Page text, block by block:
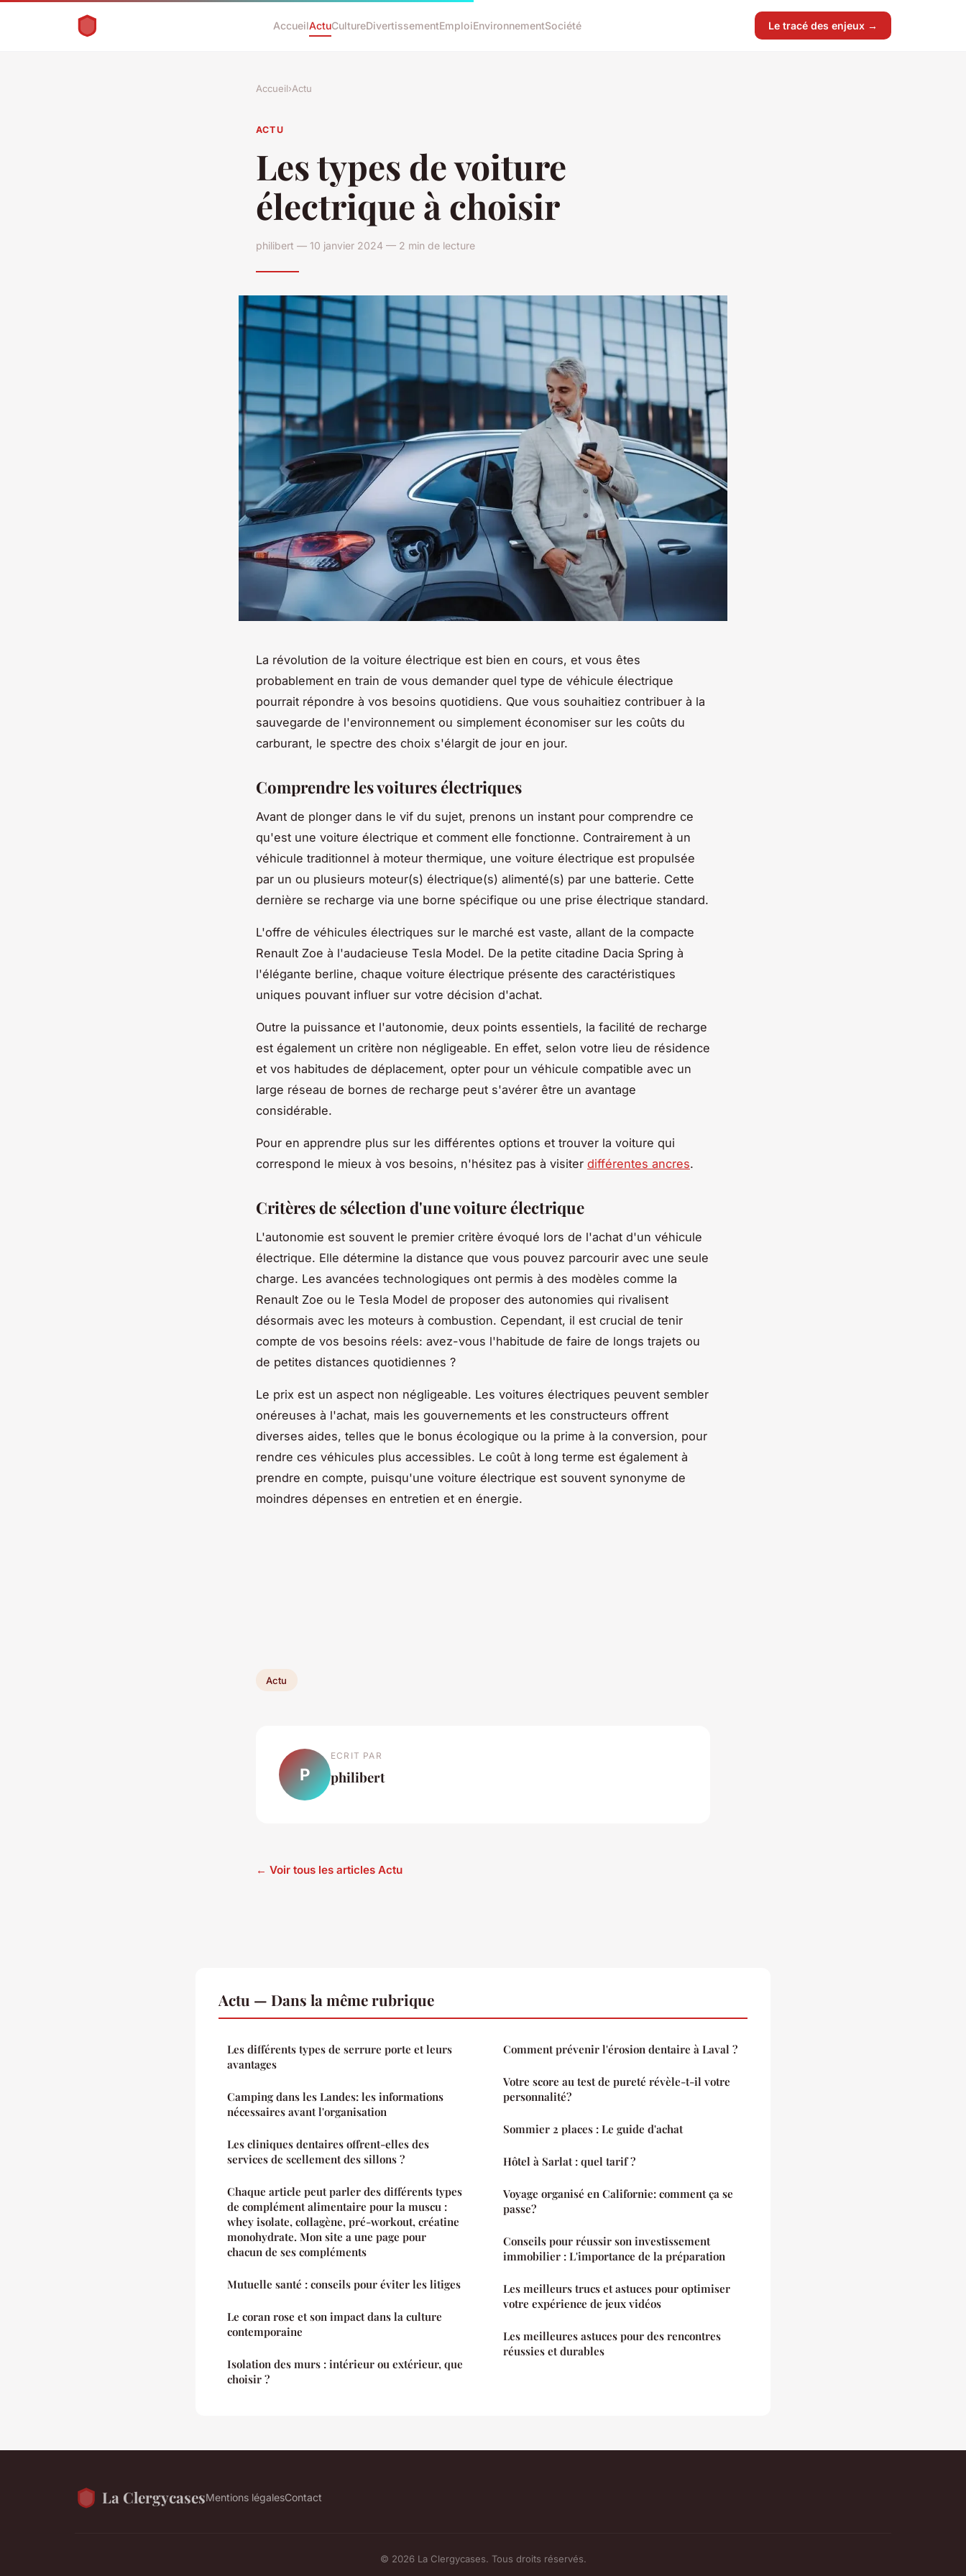
AccueilActuCultureDivertissementEmploiEnvironnementSociété Le tracé des enjeux →
Accueil›Actu
ACTU
Les types de voiture
électrique à choisir
philibert — 10 janvier 2024 — 2 min de lecture
La révolution de la voiture électrique est bien en cours, et vous êtes
probablement en train de vous demander quel type de véhicule électrique
pourrait répondre à vos besoins quotidiens. Que vous souhaitiez contribuer à la
sauvegarde de l'environnement ou simplement économiser sur les coûts du
carburant, le spectre des choix s'élargit de jour en jour.
Comprendre les voitures électriques
Avant de plonger dans le vif du sujet, prenons un instant pour comprendre ce
qu'est une voiture électrique et comment elle fonctionne. Contrairement à un
véhicule traditionnel à moteur thermique, une voiture électrique est propulsée
par un ou plusieurs moteur(s) électrique(s) alimenté(s) par une batterie. Cette
dernière se recharge via une borne spécifique ou une prise électrique standard.
L'offre de véhicules électriques sur le marché est vaste, allant de la compacte
Renault Zoe à l'audacieuse Tesla Model. De la petite citadine Dacia Spring à
l'élégante berline, chaque voiture électrique présente des caractéristiques
uniques pouvant influer sur votre décision d'achat.
Outre la puissance et l'autonomie, deux points essentiels, la facilité de recharge
est également un critère non négligeable. En effet, selon votre lieu de résidence
et vos habitudes de déplacement, opter pour un véhicule compatible avec un
large réseau de bornes de recharge peut s'avérer être un avantage
considérable.
Pour en apprendre plus sur les différentes options et trouver la voiture qui
correspond le mieux à vos besoins, n'hésitez pas à visiter différentes ancres.
Critères de sélection d'une voiture électrique
L'autonomie est souvent le premier critère évoqué lors de l'achat d'un véhicule
électrique. Elle détermine la distance que vous pouvez parcourir avec une seule
charge. Les avancées technologiques ont permis à des modèles comme la
Renault Zoe ou le Tesla Model de proposer des autonomies qui rivalisent
désormais avec les moteurs à combustion. Cependant, il est crucial de tenir
compte de vos besoins réels: avez-vous l'habitude de faire de longs trajets ou
de petites distances quotidiennes ?
Le prix est un aspect non négligeable. Les voitures électriques peuvent sembler
onéreuses à l'achat, mais les gouvernements et les constructeurs offrent
diverses aides, telles que le bonus écologique ou la prime à la conversion, pour
rendre ces véhicules plus accessibles. Le coût à long terme est également à
prendre en compte, puisqu'une voiture électrique est souvent synonyme de
moindres dépenses en entretien et en énergie.
Actu
P
ECRIT PAR
philibert
← Voir tous les articles Actu
Actu — Dans la même rubrique
Les différents types de serrure porte et leurs
avantages
Camping dans les Landes: les informations
nécessaires avant l'organisation
Les cliniques dentaires offrent-elles des
services de scellement des sillons ?
Chaque article peut parler des différents types
de complément alimentaire pour la muscu :
whey isolate, collagène, pré-workout, créatine
monohydrate. Mon site a une page pour
chacun de ses compléments
Mutuelle santé : conseils pour éviter les litiges
Le coran rose et son impact dans la culture
contemporaine
Isolation des murs : intérieur ou extérieur, que
choisir ?
Comment prévenir l'érosion dentaire à Laval ?
Votre score au test de pureté révèle-t-il votre
personnalité?
Sommier 2 places : Le guide d'achat
Hôtel à Sarlat : quel tarif ?
Voyage organisé en Californie: comment ça se
passe?
Conseils pour réussir son investissement
immobilier : L'importance de la préparation
Les meilleurs trucs et astuces pour optimiser
votre expérience de jeux vidéos
Les meilleures astuces pour des rencontres
réussies et durables
La ClergycasesMentions légalesContact
© 2026 La Clergycases. Tous droits réservés.